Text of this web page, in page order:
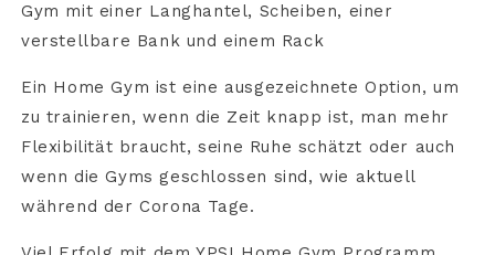
Gym mit einer Langhantel, Scheiben, einer
verstellbare Bank und einem Rack
Ein Home Gym ist eine ausgezeichnete Option, um
zu trainieren, wenn die Zeit knapp ist, man mehr
Flexibilität braucht, seine Ruhe schätzt oder auch
wenn die Gyms geschlossen sind, wie aktuell
während der Corona Tage.